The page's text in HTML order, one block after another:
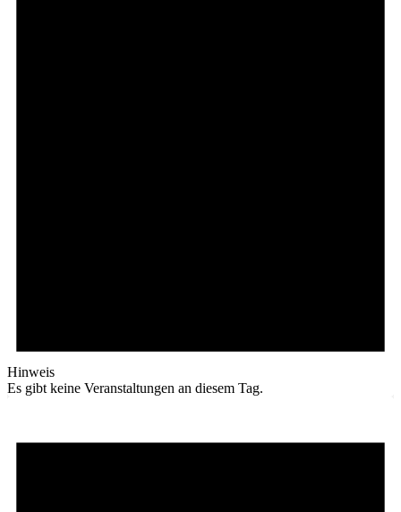
Hinweis
Es gibt keine Veranstaltungen an diesem Tag.